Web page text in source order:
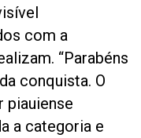
com a
“Parabéns
conquista. O
piauiense
a categoria e